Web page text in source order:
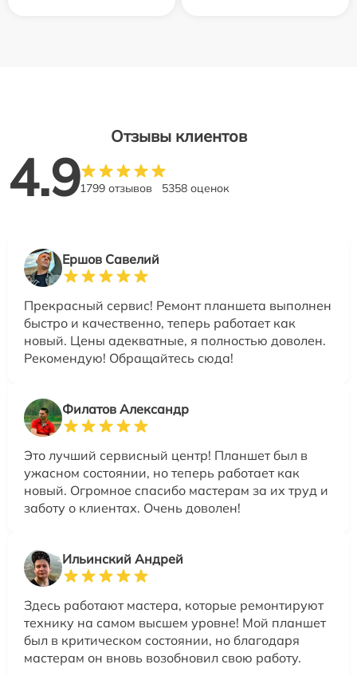
Отзывы клиентов
4.91799 отзывов 5358 оценок
Ершов Савелий
Прекрасный сервис! Ремонт планшета выполнен
быстро и качественно, теперь работает как
новый. Цены адекватные, я полностью доволен.
Рекомендую! Обращайтесь сюда!
Филатов Александр
Это лучший сервисный центр! Планшет был в
ужасном состоянии, но теперь работает как
новый. Огромное спасибо мастерам за их труд и
заботу о клиентах. Очень доволен!
Ильинский Андрей
Здесь работают мастера, которые ремонтируют
технику на самом высшем уровне! Мой планшет
был в критическом состоянии, но благодаря
мастерам он вновь возобновил свою работу.